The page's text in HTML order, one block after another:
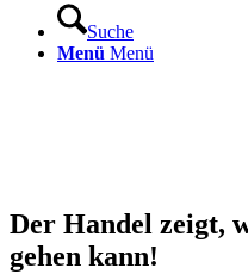
Suche
Menü Menü
Der Handel zeigt,
gehen kann!